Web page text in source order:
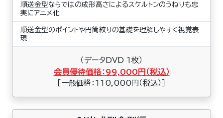
順送金型ならではの成形高さによるスケルトンのうねりも忠
実にアニメ化
順送金型のポイントや円筒絞りの基礎を理解しやすく視覚表
現
（データDVD 1枚）
会員優待価格：99,000円（税込）
［一般価格：110,000円（税込）］